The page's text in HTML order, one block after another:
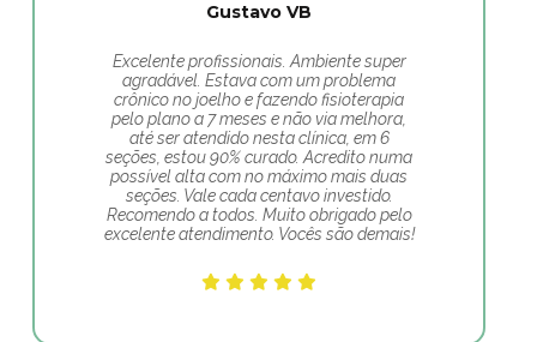
Gustavo VB
Excelente profissionais. Ambiente super
agradável. Estava com um problema
crônico no joelho e fazendo fisioterapia
pelo plano a 7 meses e não via melhora,
até ser atendido nesta clínica, em 6
seções, estou 90% curado. Acredito numa
possível alta com no máximo mais duas
seções. Vale cada centavo investido.
Recomendo a todos. Muito obrigado pelo
excelente atendimento. Vocês são demais!